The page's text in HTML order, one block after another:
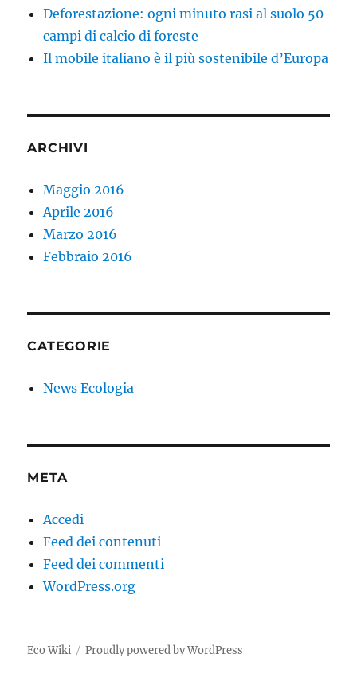
Deforestazione: ogni minuto rasi al suolo 50
campi di calcio di foreste
Il mobile italiano è il più sostenibile d’Europa
ARCHIVI
Maggio 2016
Aprile 2016
Marzo 2016
Febbraio 2016
CATEGORIE
News Ecologia
META
Accedi
Feed dei contenuti
Feed dei commenti
WordPress.org
Eco Wiki Proudly powered by WordPress